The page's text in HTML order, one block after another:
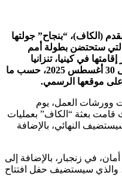
(الكاف)، “بنجاح” جولتها
أيام للملاعب التي ستحتضن بطولة أمم
“شان 2024 ” المقرر إقامتها في كينيا، تنزانيا
وأوغندا، خلال الفترة الممتدة من 2 إلى 30 أغسطس 2025، حسب ما
على موقعها الرسمي.
وورشات العمل، يوم
حيث قامت بعثة “الكاف” بعمليات
النهائي، بالإضافة
في زنجبار، بالإضافة إلى
والذي سيستضيف حفل افتتاح